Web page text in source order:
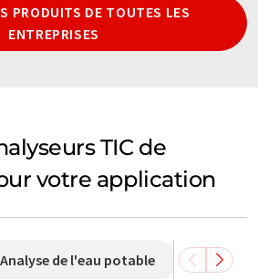
PRODUITS DE TOUTES LES
ENTREPRISES
TIC de
votre application
Analyse de l'eau potable Analyse